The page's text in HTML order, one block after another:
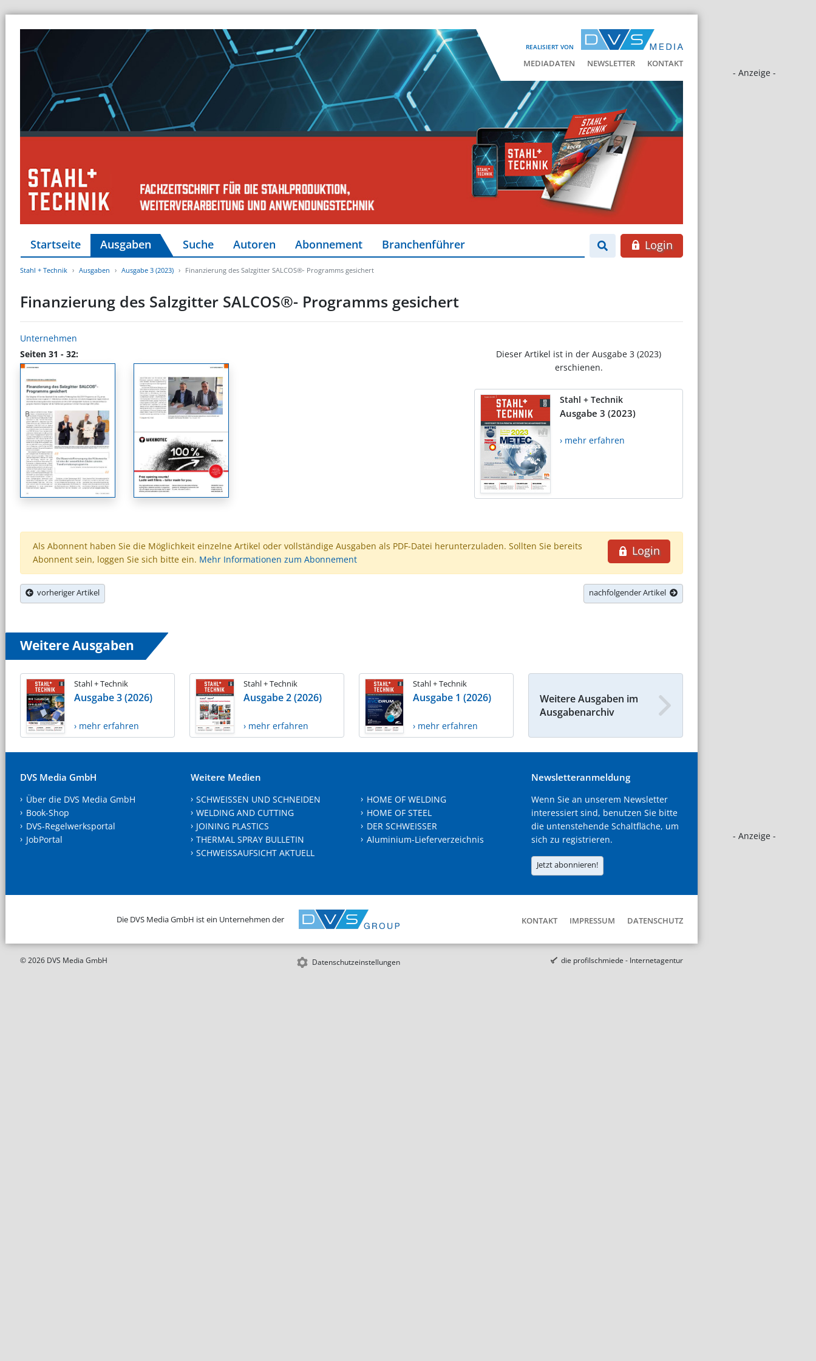
REALISIERT VON
MEDIADATEN NEWSLETTER KONTAKT
- Anzeige -
- Anzeige -
Startseite Ausgaben Suche Autoren Abonnement Branchenführer Login
Stahl + Technik Ausgaben Ausgabe 3 (2023) Finanzierung des Salzgitter SALCOS®- Programms gesichert
Finanzierung des Salzgitter SALCOS®- Programms gesichert
Unternehmen
Seiten 31 - 32:
Dieser Artikel ist in der Ausgabe 3 (2023)
erschienen.
Stahl + Technik
Ausgabe 3 (2023)
› mehr erfahren
Login
Als Abonnent haben Sie die Möglichkeit einzelne Artikel oder vollständige Ausgaben als PDF-Datei herunterzuladen. Sollten Sie bereits
Abonnent sein, loggen Sie sich bitte ein. Mehr Informationen zum Abonnement
vorheriger Artikel nachfolgender Artikel
Weitere Ausgaben
Stahl + Technik
Ausgabe 3 (2026)
› mehr erfahren
Stahl + Technik
Ausgabe 2 (2026)
› mehr erfahren
Stahl + Technik
Ausgabe 1 (2026)
› mehr erfahren
Weitere Ausgaben im
Ausgabenarchiv
DVS Media GmbH
Über die DVS Media GmbH
Book-Shop
DVS-Regelwerksportal
JobPortal
Weitere Medien
SCHWEISSEN UND SCHNEIDEN
WELDING AND CUTTING
JOINING PLASTICS
THERMAL SPRAY BULLETIN
SCHWEISSAUFSICHT AKTUELL
HOME OF WELDING
HOME OF STEEL
DER SCHWEISSER
Aluminium-Lieferverzeichnis
Newsletteranmeldung
Wenn Sie an unserem Newsletter
interessiert sind, benutzen Sie bitte
die untenstehende Schaltfläche, um
sich zu registrieren.
Jetzt abonnieren!
Die DVS Media GmbH ist ein Unternehmen der KONTAKT IMPRESSUM DATENSCHUTZ
© 2026 DVS Media GmbH Datenschutzeinstellungen die profilschmiede - Internetagentur